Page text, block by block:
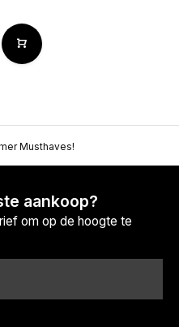
Musthaves!
aankoop?
om op de hoogte te